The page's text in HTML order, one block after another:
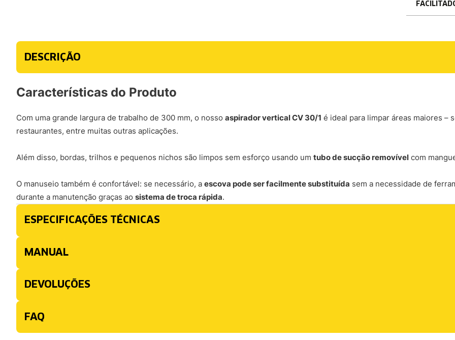
DESCRIÇÃO
Características do Produto
Com uma grande largura de trabalho de 300 mm, o nosso aspirador vertical CV 30/1 é ideal para limpar áreas maiores –
restaurantes, entre muitas outras aplicações.
Além disso, bordas, trilhos e pequenos nichos são limpos sem esforço usando um tubo de sucção removível com
O manuseio também é confortável: se necessário, a escova pode ser facilmente substituída sem a necessidade de
durante a manutenção graças ao sistema de troca rápida.
ESPECIFICAÇÕES TÉCNICAS
MANUAL
DEVOLUÇÕES
FAQ